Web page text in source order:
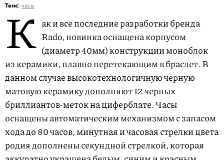
Теги: часы
К ак и все последние разработки бренда
Rado, новинка оснащена корпусом
(диаметр 40мм) конструкции моноблок
из керамики, плавно перетекающим в браслет. В
данном случае высокотехнологичную черную
матовую керамику дополняют 12 черных
бриллиантов-меток на циферблате. Часы
оснащены автоматическим механизмом с запасом
хода до 80 часов, минутная и часовая стрелки цвета
родия дополнены секундной стрелкой, которая